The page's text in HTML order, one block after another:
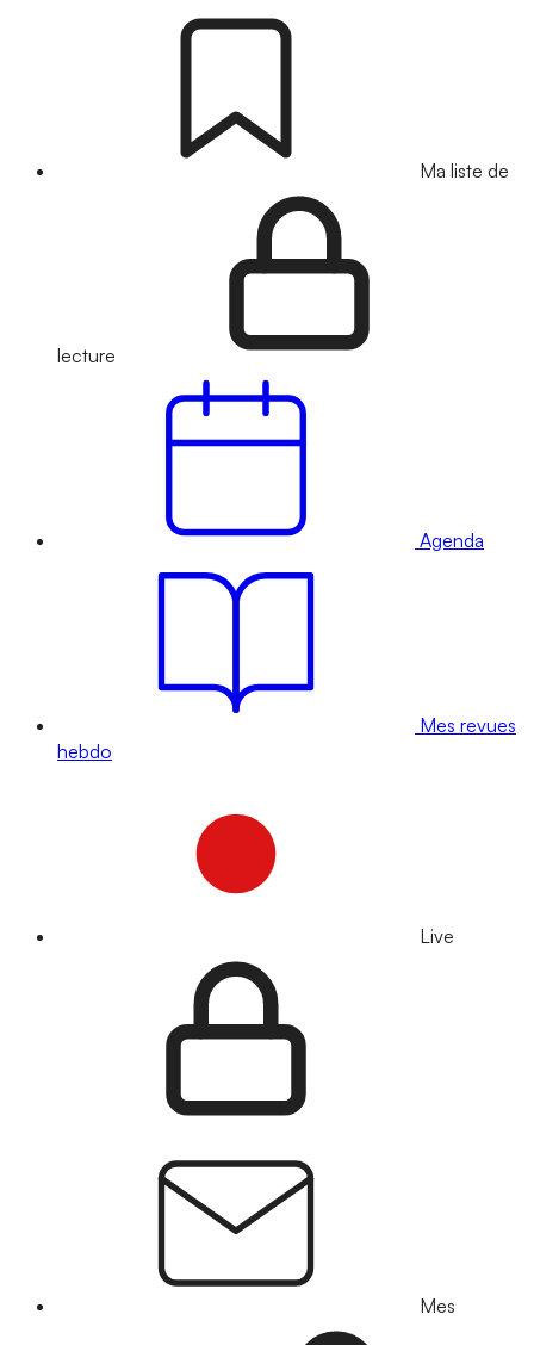
Ma liste de
lecture
Agenda
Mes revues
hebdo
Live
Mes